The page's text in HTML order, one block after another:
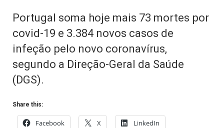
Portugal soma hoje mais 73 mortes por
covid-19 e 3.384 novos casos de
infeção pelo novo coronavírus,
segundo a Direção-Geral da Saúde
(DGS).
Share this:
Facebook X LinkedIn